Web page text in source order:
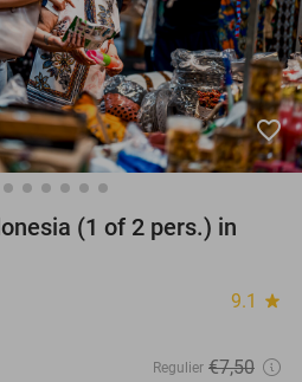
favorite_border
(1 of 2 pers.) in
9.1 star
Regulier €7,50